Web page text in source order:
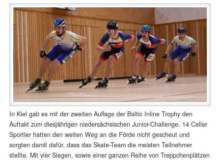
In Kiel gab es mit der zweiten Auflage der Baltic Inline Trophy den
Auftakt zum diesjährigen niedersächsischen Junior-Challenge. 14 Celler
Sportler hatten den weiten Weg an die Förde nicht gescheut und
sorgten damit dafür, dass das Skate-Team die meisten Teilnehmer
stellte. Mit vier Siegen, sowie einer ganzen Reihe von Treppchenplätzen